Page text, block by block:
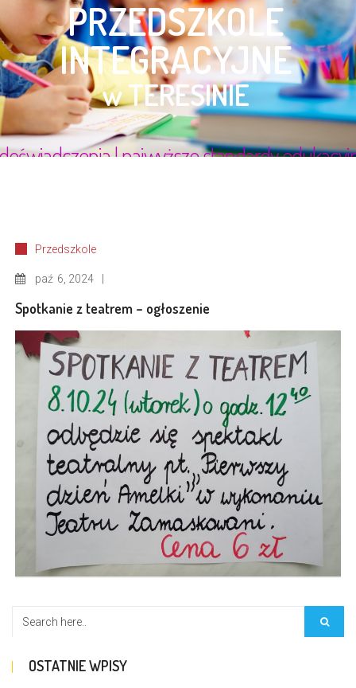
Przedszkole
paź 6, 2024
Spotkanie z teatrem – ogłoszenie
OSTATNIE WPISY